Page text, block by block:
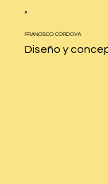
FRANCISCO CÓRDOVA
Diseño y